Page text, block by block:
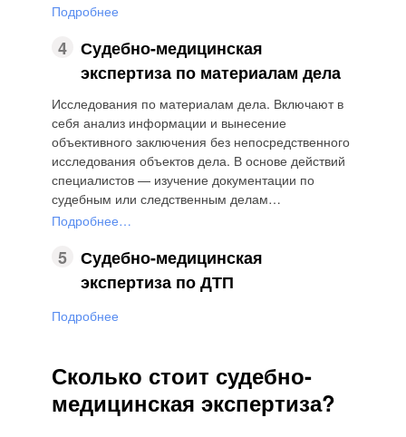
Подробнее
4 Судебно-медицинская
экспертиза по материалам дела
Исследования по материалам дела. Включают в
себя анализ информации и вынесение
объективного заключения без непосредственного
исследования объектов дела. В основе действий
специалистов — изучение документации по
судебным или следственным делам…
Подробнее…
5 Судебно-медицинская
экспертиза по ДТП
Подробнее
Сколько стоит судебно-
медицинская экспертиза?